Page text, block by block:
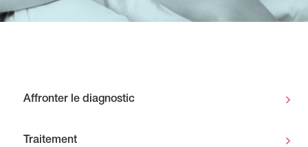
Affronter le diagnostic
Traitement